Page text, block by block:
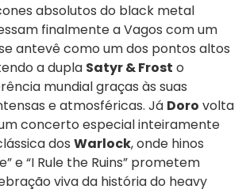
absolutos do black metal
finalmente a Vagos com um
antevê como um dos pontos altos
a dupla Satyr & Frost o
mundial graças às suas
e atmosféricas. Já Doro volta
concerto especial inteiramente
dos Warlock, onde hinos
e “I Rule the Ruins” prometem
viva da história do heavy